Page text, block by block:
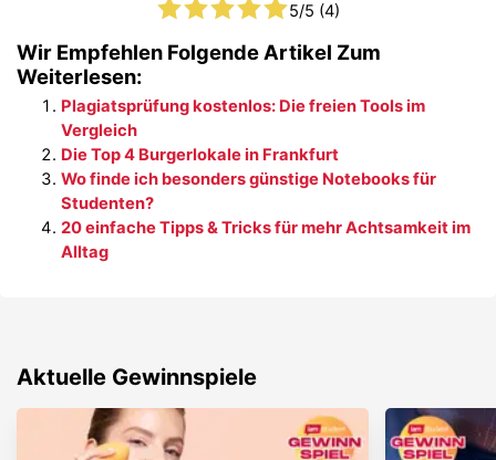
5/5 (4)
Wir Empfehlen Folgende Artikel Zum
Weiterlesen:
Plagiatsprüfung kostenlos: Die freien Tools im
Vergleich
Die Top 4 Burgerlokale in Frankfurt
Wo finde ich besonders günstige Notebooks für
Studenten?
20 einfache Tipps & Tricks für mehr Achtsamkeit im
Alltag
Aktuelle Gewinnspiele